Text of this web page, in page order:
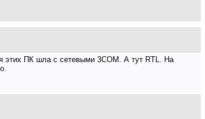
этих ПК шла с сетевыми 3COM. А тут RTL. На